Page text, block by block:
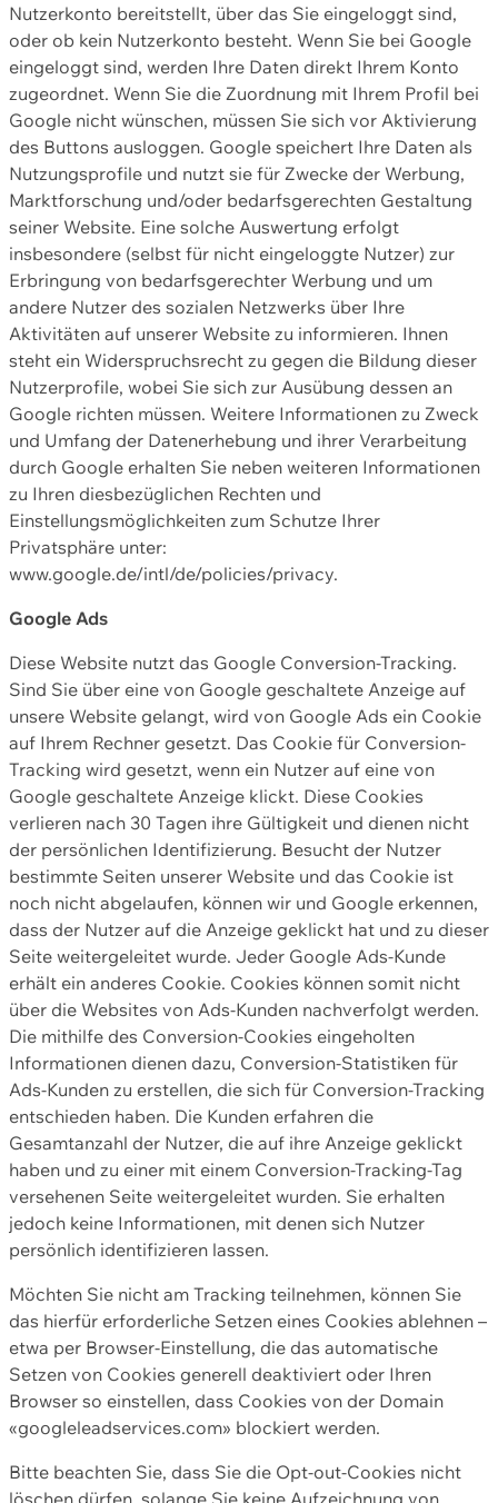
Nutzerkonto bereitstellt, über das Sie eingeloggt sind,
oder ob kein Nutzerkonto besteht. Wenn Sie bei Google
eingeloggt sind, werden Ihre Daten direkt Ihrem Konto
zugeordnet. Wenn Sie die Zuordnung mit Ihrem Profil bei
Google nicht wünschen, müssen Sie sich vor Aktivierung
des Buttons ausloggen. Google speichert Ihre Daten als
Nutzungsprofile und nutzt sie für Zwecke der Werbung,
Marktforschung und/oder bedarfsgerechten Gestaltung
seiner Website. Eine solche Auswertung erfolgt
insbesondere (selbst für nicht eingeloggte Nutzer) zur
Erbringung von bedarfsgerechter Werbung und um
andere Nutzer des sozialen Netzwerks über Ihre
Aktivitäten auf unserer Website zu informieren. Ihnen
steht ein Widerspruchsrecht zu gegen die Bildung dieser
Nutzerprofile, wobei Sie sich zur Ausübung dessen an
Google richten müssen. Weitere Informationen zu Zweck
und Umfang der Datenerhebung und ihrer Verarbeitung
durch Google erhalten Sie neben weiteren Informationen
zu Ihren diesbezüglichen Rechten und
Einstellungsmöglichkeiten zum Schutze Ihrer
Privatsphäre unter:
www.google.de/intl/de/policies/privacy.
Google Ads
Diese Website nutzt das Google Conversion-Tracking.
Sind Sie über eine von Google geschaltete Anzeige auf
unsere Website gelangt, wird von Google Ads ein Cookie
auf Ihrem Rechner gesetzt. Das Cookie für Conversion-
Tracking wird gesetzt, wenn ein Nutzer auf eine von
Google geschaltete Anzeige klickt. Diese Cookies
verlieren nach 30 Tagen ihre Gültigkeit und dienen nicht
der persönlichen Identifizierung. Besucht der Nutzer
bestimmte Seiten unserer Website und das Cookie ist
noch nicht abgelaufen, können wir und Google erkennen,
dass der Nutzer auf die Anzeige geklickt hat und zu dieser
Seite weitergeleitet wurde. Jeder Google Ads-Kunde
erhält ein anderes Cookie. Cookies können somit nicht
über die Websites von Ads-Kunden nachverfolgt werden.
Die mithilfe des Conversion-Cookies eingeholten
Informationen dienen dazu, Conversion-Statistiken für
Ads-Kunden zu erstellen, die sich für Conversion-Tracking
entschieden haben. Die Kunden erfahren die
Gesamtanzahl der Nutzer, die auf ihre Anzeige geklickt
haben und zu einer mit einem Conversion-Tracking-Tag
versehenen Seite weitergeleitet wurden. Sie erhalten
jedoch keine Informationen, mit denen sich Nutzer
persönlich identifizieren lassen.
Möchten Sie nicht am Tracking teilnehmen, können Sie
das hierfür erforderliche Setzen eines Cookies ablehnen –
etwa per Browser-Einstellung, die das automatische
Setzen von Cookies generell deaktiviert oder Ihren
Browser so einstellen, dass Cookies von der Domain
«googleleadservices.com» blockiert werden.
Bitte beachten Sie, dass Sie die Opt-out-Cookies nicht